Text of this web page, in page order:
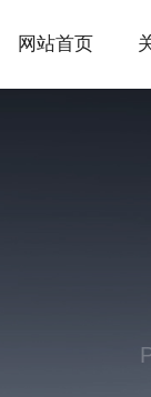
网站首页